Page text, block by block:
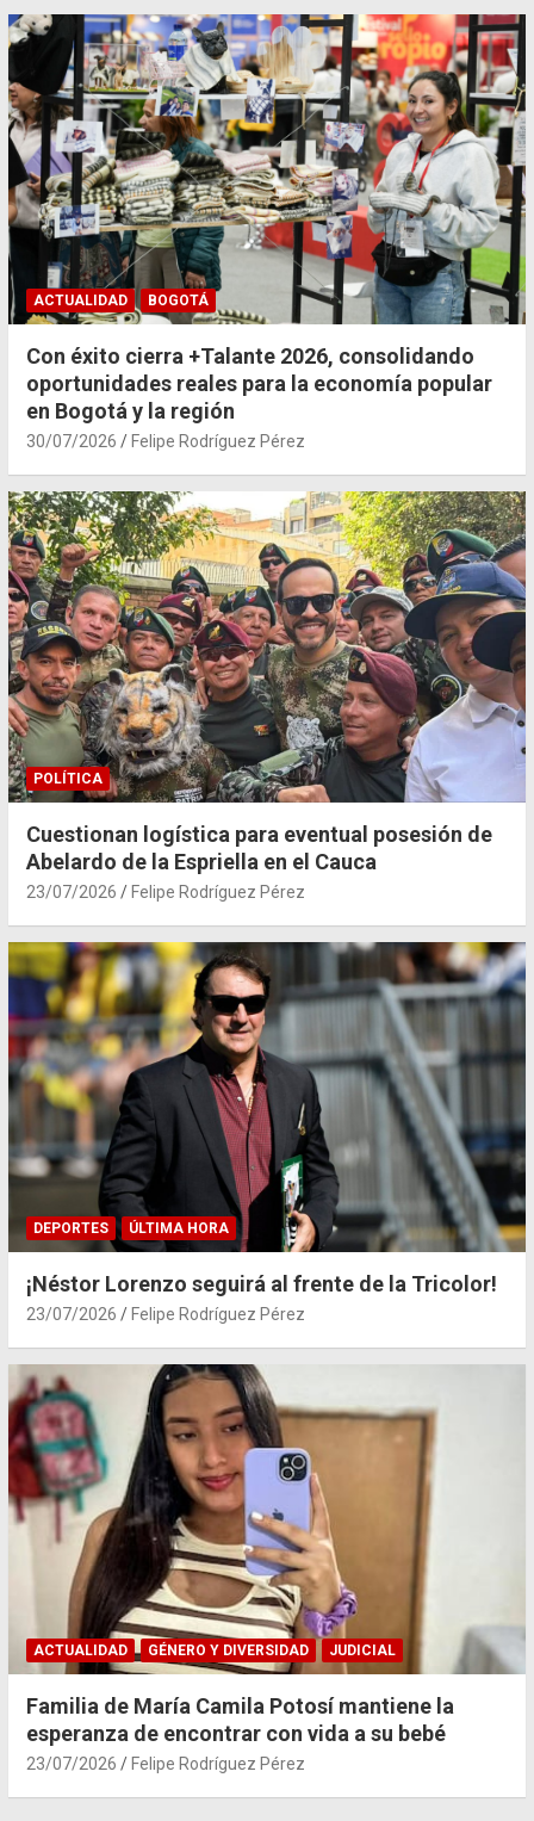
ACTUALIDAD BOGOTÁ
Con éxito cierra +Talante 2026, consolidando
oportunidades reales para la economía popular
en Bogotá y la región
30/07/2026 Felipe Rodríguez Pérez
POLÍTICA
Cuestionan logística para eventual posesión de
Abelardo de la Espriella en el Cauca
23/07/2026 Felipe Rodríguez Pérez
DEPORTES ÚLTIMA HORA
¡Néstor Lorenzo seguirá al frente de la Tricolor!
23/07/2026 Felipe Rodríguez Pérez
ACTUALIDAD GÉNERO Y DIVERSIDAD JUDICIAL
Familia de María Camila Potosí mantiene la
esperanza de encontrar con vida a su bebé
23/07/2026 Felipe Rodríguez Pérez